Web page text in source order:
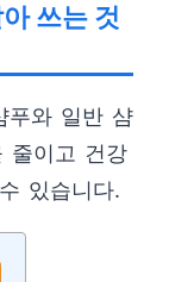
쓰는 것
푸와 일반 샴
줄이고 건강
있습니다.